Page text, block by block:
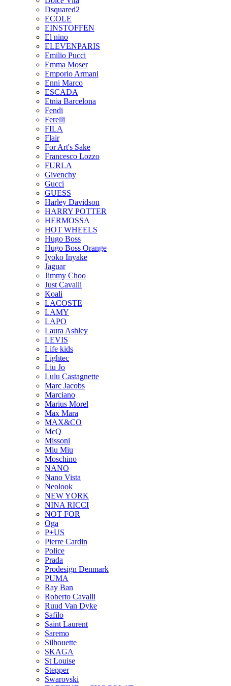
Dsquared2
ECOLE
EINSTOFFEN
El nino
ELEVENPARIS
Emilio Pucci
Emma Moser
Emporio Armani
Enni Marco
ESCADA
Etnia Barcelona
Fendi
Ferelli
FILA
Flair
For Art's Sake
Francesco Lozzo
FURLA
Givenchy
Gucci
GUESS
Harley Davidson
HARRY POTTER
HERMOSSA
HOT WHEELS
Hugo Boss
Hugo Boss Orange
Iyoko Inyake
Jaguar
Jimmy Choo
Just Cavalli
Koali
LACOSTE
LAMY
LAPO
Laura Ashley
LEVIS
Life kids
Lightec
Liu Jo
Lulu Castagnette
Marc Jacobs
Marciano
Marius Morel
Max Mara
MAX&CO
McQ
Missoni
Miu Miu
Moschino
NANO
Nano Vista
Neolook
NEW YORK
NINA RICCI
NOT FOR
Oga
P+US
Pierre Cardin
Police
Prada
Prodesign Denmark
PUMA
Ray Ban
Roberto Cavalli
Ruud Van Dyke
Safilo
Saint Laurent
Saremo
Silhouette
SKAGA
St Louise
Stepper
Swarovski